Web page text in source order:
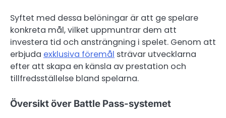
Syftet med dessa belöningar är att ge spelare
konkreta mål, vilket uppmuntrar dem att
investera tid och ansträngning i spelet. Genom att
erbjuda exklusiva föremål strävar utvecklarna
efter att skapa en känsla av prestation och
tillfredsställelse bland spelarna.
Översikt över Battle Pass-systemet